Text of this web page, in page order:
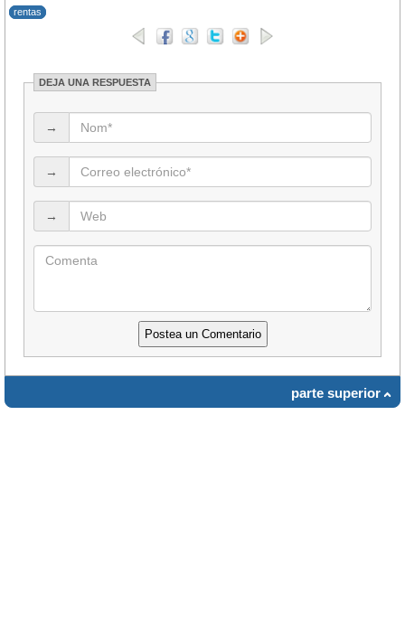
rentas
DEJA UNA RESPUESTA
→
→
→
parte superior